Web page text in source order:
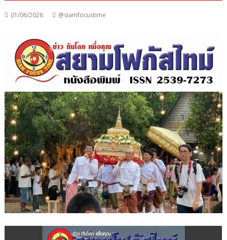
01/06/2026 @siamfocustime